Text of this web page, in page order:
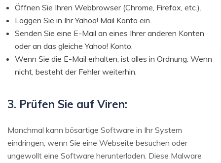
Öffnen Sie Ihren Webbrowser (Chrome, Firefox, etc.).
Loggen Sie in Ihr Yahoo! Mail Konto ein.
Senden Sie eine E-Mail an eines Ihrer anderen Konten
oder an das gleiche Yahoo! Konto.
Wenn Sie die E-Mail erhalten, ist alles in Ordnung. Wenn
nicht, besteht der Fehler weiterhin.
3. Prüfen Sie auf Viren:
Manchmal kann bösartige Software in Ihr System
eindringen, wenn Sie eine Webseite besuchen oder
ungewollt eine Software herunterladen. Diese Malware